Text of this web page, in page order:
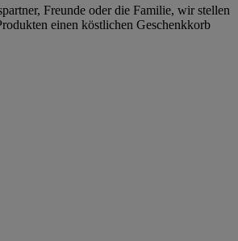
Freunde oder die Familie, wir stellen
einen köstlichen Geschenkkorb